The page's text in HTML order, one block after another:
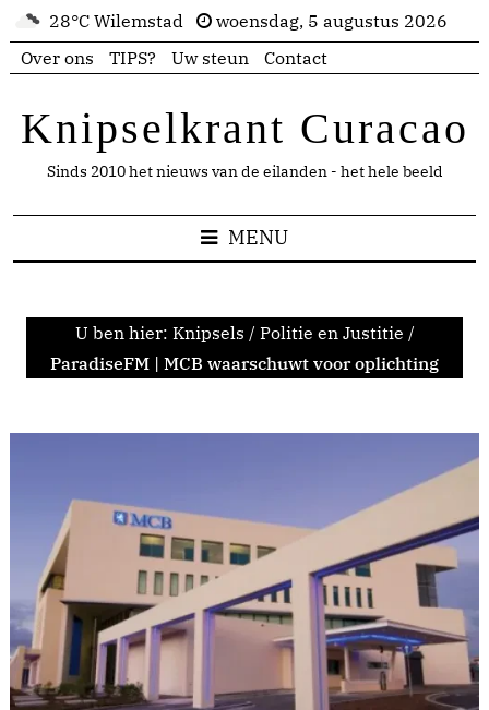
28°C Wilemstad
woensdag, 5 augustus 2026
Over ons
TIPS? Uw steun Contact
Knipselkrant Curacao
Sinds 2010 het nieuws van de eilanden - het hele beeld
MENU
U ben hier: Knipsels / Politie en Justitie /
ParadiseFM | MCB waarschuwt voor oplichting